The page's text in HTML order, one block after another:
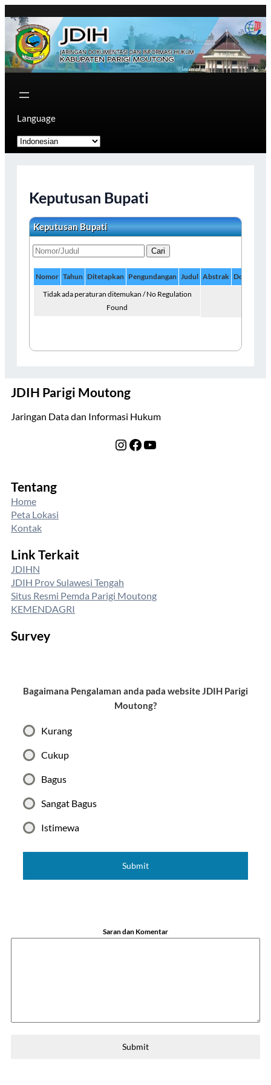
content
Language
Keputusan Bupati
Keputusan Bupati
Nomor Tahun Ditetapkan Pengundangan Judul Abstrak Dokumen
Tidak ada peraturan ditemukan / No Regulation
Found
JDIH Parigi Moutong
Jaringan Data dan Informasi Hukum
Instagram Facebook YouTube
Tentang
Home
Peta Lokasi
Kontak
Link Terkait
JDIHN
JDIH Prov Sulawesi Tengah
Situs Resmi Pemda Parigi Moutong
KEMENDAGRI
Survey
Bagaimana Pengalaman anda pada website JDIH Parigi
Moutong?
Kurang
Cukup
Bagus
Sangat Bagus
Istimewa
Submit
Saran dan Komentar
Submit